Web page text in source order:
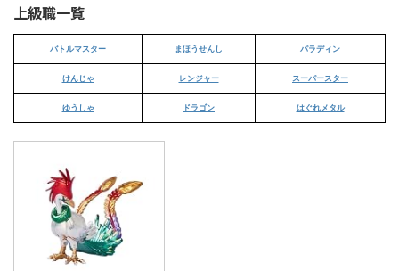
上級職一覧
バトルマスター まほうせんし パラディン
けんじゃ レンジャー スーパースター
ゆうしゃ ドラゴン はぐれメタル